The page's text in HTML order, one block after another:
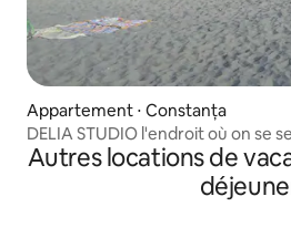
Appartement ⋅ Constanța
DELIA STUDIO l'endroit où on se
Autres locations de